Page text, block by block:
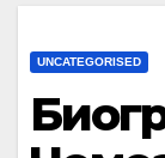
UNCATEGORISED